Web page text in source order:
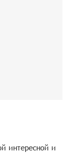
интересной и